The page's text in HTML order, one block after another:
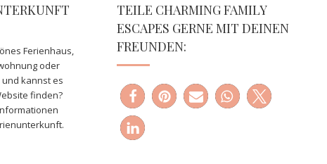
Ferienhaus,
oder
kannst es
finden?
TEILE CHARMING FAMILY
ESCAPES GERNE MIT DEINEN
FREUNDEN: